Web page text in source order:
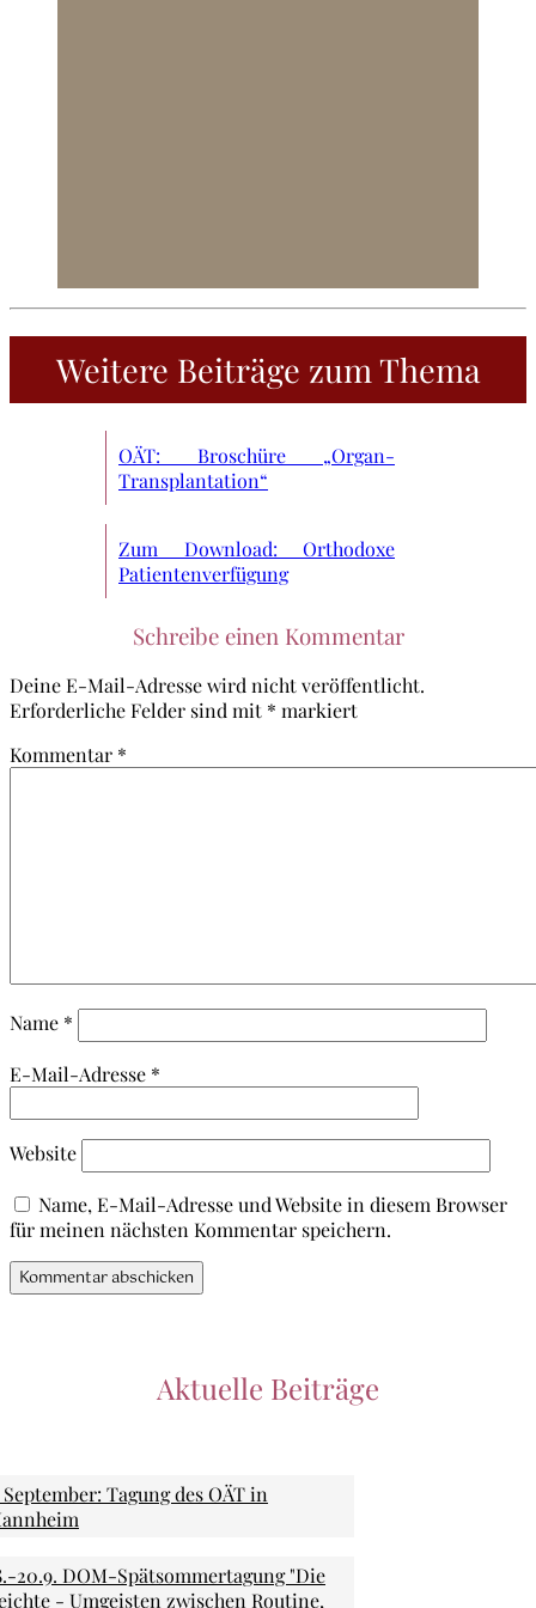
Weitere Beiträge zum Thema
OÄT: Broschüre „Organ-
Transplantation“
Zum Download: Orthodoxe
Patientenverfügung
Schreibe einen Kommentar
Deine E-Mail-Adresse wird nicht veröffentlicht.
Erforderliche Felder sind mit * markiert
Kommentar *
Name *
E-Mail-Adresse *
Website
Name, E-Mail-Adresse und Website in diesem Browser
für meinen nächsten Kommentar speichern.
Aktuelle Beiträge
September: Tagung des OÄT in
20.9. DOM-Spätsommertagung "Die
- Umgeisten zwischen Routine,